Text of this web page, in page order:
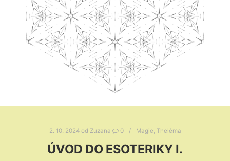
2. 10. 2024od Zuzana 0 Magie Theléma
ÚVOD DO ESOTERIKY I.